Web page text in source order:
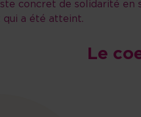
concret de solidarité en
qui a été atteint.
Le